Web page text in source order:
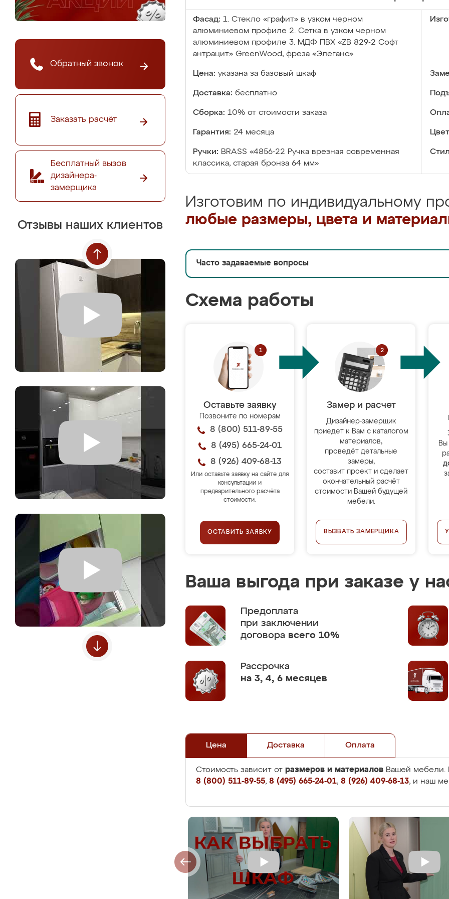
Обратный звонок
Заказать расчёт
Бесплатный вызов
дизайнера-
замерщика
Отзывы наших клиентов
Фасад: 1. Стекло «графит» в узком черном
алюминиевом профиле 2. Сетка в узком черном
алюминиевом профиле 3. МДФ ПВХ «ZB 829-2 Софт
антрацит» GreenWood, фреза «Элеганс»
Цена: указана за базовый шкаф
Доставка: бесплатно
Сборка: 10% от стоимости заказа
Гарантия: 24 месяца
Ручки: BRASS «4856-22 Ручка врезная современная
классика, старая бронза 64 мм»
Изготовим по индивидуальному
любые размеры, цвета и
Часто задаваемые вопросы
Схема работы
Оставьте заявку
Позвоните по номерам
8 (800) 511-89-55
8 (495) 665-24-01
8 (926) 409-68-13
Или оставьте заявку на сайте для
консультации и
предварительного расчёта
стоимости.
ОСТАВИТЬ ЗАЯВКУ
Замер и расчет
Дизайнер-замерщик
приедет к Вам с каталогом
материалов,
проведёт детальные
замеры,
составит проект и сделает
окончательный расчёт
стоимости Вашей будущей
мебели.
ВЫЗВАТЬ ЗАМЕРЩИКА
Вы
Ваша выгода при заказе у
Предоплата
при заключении
договора всего 10%
Рассрочка
на 3, 4, 6 месяцев
Цена Доставка Оплата
Стоимость зависит от размеров и материалов Вашей мебели.
8 (800) 511-89-55, 8 (495) 665-24-01, 8 (926) 409-68-13, и наш